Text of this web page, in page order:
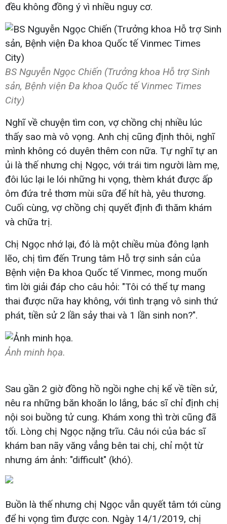
đều không đồng ý vì nhiều nguy cơ.
BS Nguyễn Ngọc Chiến (Trưởng khoa Hỗ trợ Sinh
sản, Bệnh viện Đa khoa Quốc tế Vinmec Times
City)
Nghĩ về chuyện tìm con, vợ chồng chị nhiều lúc
thấy sao mà vô vọng. Anh chị cũng định thôi, nghĩ
mình không có duyên thêm con nữa. Tự nghĩ tự an
ủi là thế nhưng chị Ngọc, với trái tim người làm mẹ,
đôi lúc lại le lói những hi vọng, thèm khát được ấp
ôm đứa trẻ thơm mùi sữa để hít hà, yêu thương.
Cuối cùng, vợ chồng chị quyết định đi thăm khám
và chữa trị.
Chị Ngọc nhớ lại, đó là một chiều mùa đông lạnh
lẽo, chị tìm đến Trung tâm Hỗ trợ sinh sản của
Bệnh viện Đa khoa Quốc tế Vinmec, mong muốn
tìm lời giải đáp cho câu hỏi: "Tôi có thể tự mang
thai được nữa hay không, với tình trạng vô sinh thứ
phát, tiền sử 2 lần sảy thai và 1 lần sinh non?".
Ảnh minh họa.
Sau gần 2 giờ đồng hồ ngồi nghe chị kể về tiền sử,
nêu ra những băn khoăn lo lắng, bác sĩ chỉ định chị
nội soi buồng tử cung. Khám xong thì trời cũng đã
tối. Lòng chị Ngọc nặng trĩu. Câu nói của bác sĩ
khám ban nãy văng vẳng bên tai chị, chỉ một từ
nhưng ám ảnh: "difficult" (khó).
Buồn là thế nhưng chị Ngọc vẫn quyết tâm tới cùng
để hi vọng tìm được con. Ngày 14/1/2019, chị